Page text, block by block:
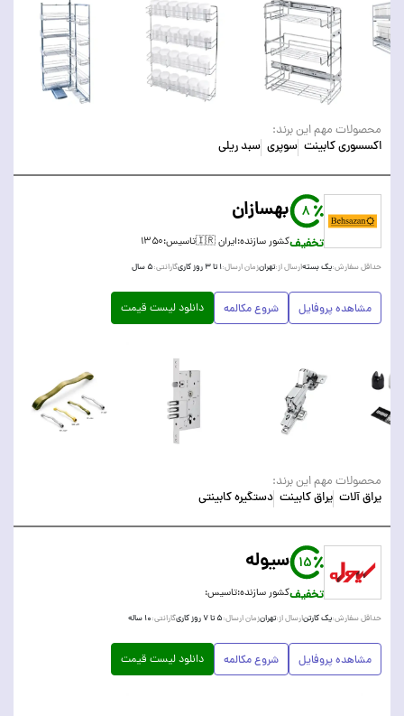
محصولات مهم این برند:
اکسسوری کابینت سوپری سبد ریلی
8
تخفیف
بهسازان
کشور سازنده:ایران 🇮🇷 تاسیس:۱۳۵۰
حداقل سفارش:یک بستهارسال از:تهرانزمان ارسال:۱ تا ۳ روز کاری گارانتی:۵ سال
مشاهده پروفایل شروع مکالمه دانلود لیست قیمت
محصولات مهم این برند:
یراق آلات یراق کابینت دستگیره کابینتی
15
تخفیف
سیوله
کشور سازنده:تاسیس:
حداقل سفارش:یک کارتنارسال از:تهرانزمان ارسال:۵ تا ۷ روز کاری گارانتی:۱۰ ساله
مشاهده پروفایل شروع مکالمه دانلود لیست قیمت